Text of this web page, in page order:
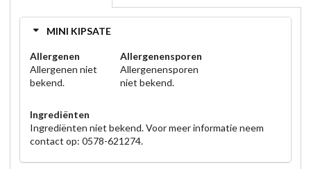
MINI KIPSATE
Allergenen
Allergenen niet
bekend.
Allergenensporen
Allergenensporen
niet bekend.
Ingrediënten
Ingrediënten niet bekend. Voor meer informatie neem
contact op: 0578-621274.